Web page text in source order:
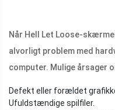
Når Hell Let Loose-
alvorligt problem med
computer. Mulige årsager
Defekt eller forældet
Ufuldstændige spilfiler.